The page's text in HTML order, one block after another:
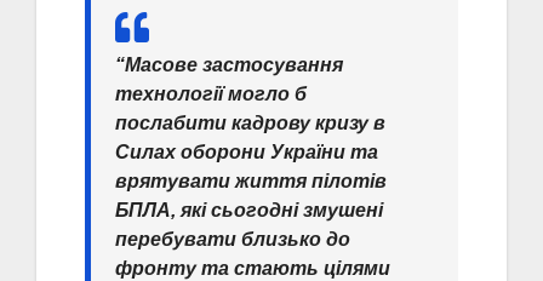
“Масове застосування
технології могло б
послабити кадрову кризу в
Силах оборони України та
врятувати життя пілотів
БПЛА, які сьогодні змушені
перебувати близько до
фронту та стають цілями